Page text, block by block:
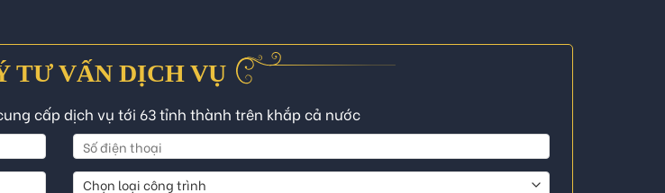
TƯ VẤN DỊCH VỤ
cung cấp dịch vụ tới 63 tỉnh thành trên khắp cả nước